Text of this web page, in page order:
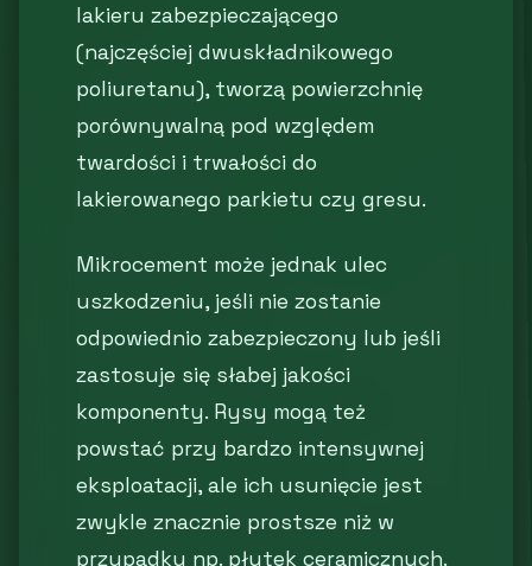
lakieru zabezpieczającego
(najczęściej dwuskładnikowego
poliuretanu), tworzą powierzchnię
porównywalną pod względem
twardości i trwałości do
lakierowanego parkietu czy gresu.
Mikrocement może jednak ulec
uszkodzeniu, jeśli nie zostanie
odpowiednio zabezpieczony lub jeśli
zastosuje się słabej jakości
komponenty. Rysy mogą też
powstać przy bardzo intensywnej
eksploatacji, ale ich usunięcie jest
zwykle znacznie prostsze niż w
przypadku np. płytek ceramicznych.